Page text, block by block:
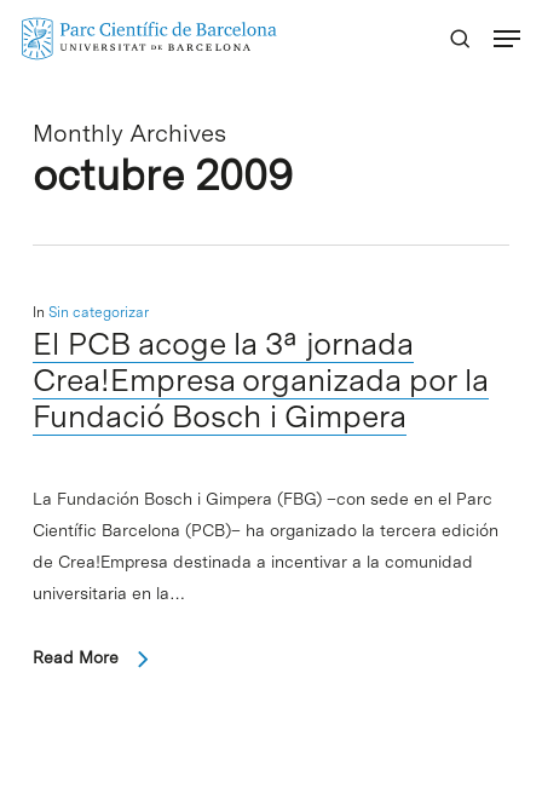
Skip
Monthly Archives
octubre 2009
In Sin categorizar
El PCB acoge la 3ª jornada
Crea!Empresa organizada por la
Fundació Bosch i Gimpera
La Fundación Bosch i Gimpera (FBG) –con sede en el Parc
Científic Barcelona (PCB)– ha organizado la tercera edición
de Crea!Empresa destinada a incentivar a la comunidad
universitaria en la…
Read More